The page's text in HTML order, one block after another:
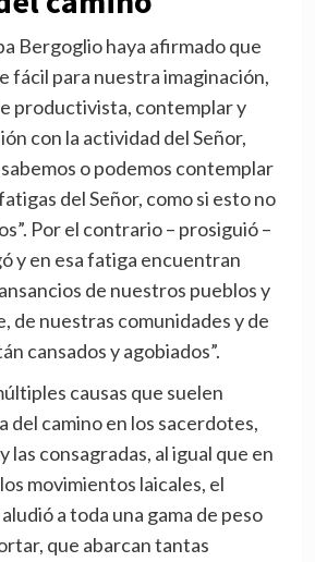
Bergoglio haya afirmado que
fácil para nuestra imaginación,
productivista, contemplar y
con la actividad del Señor,
o podemos contemplar
del Señor, como si esto no
Por el contrario – prosiguió –
y en esa fatiga encuentran
de nuestros pueblos y
de nuestras comunidades y de
cansados y agobiados”.
causas que suelen
del camino en los sacerdotes,
las consagradas, al igual que en
movimientos laicales, el
a toda una gama de peso
que abarcan tantas